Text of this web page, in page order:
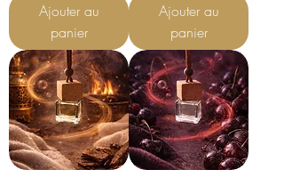
Ajouter au
panier
Ajouter au
panier